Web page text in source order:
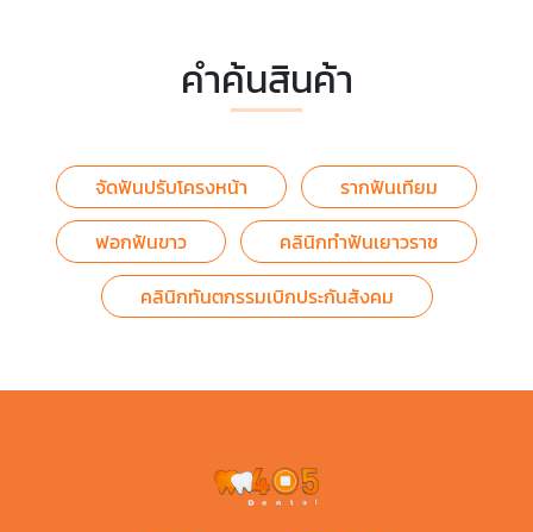
คำค้นสินค้า
จัดฟันปรับโครงหน้า
รากฟันเทียม
ฟอกฟันขาว
คลินิกทำฟันเยาวราช
คลินิกทันตกรรมเบิกประกันสังคม